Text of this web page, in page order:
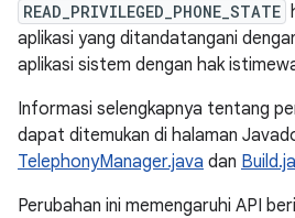
READ_PRIVILEGED_PHONE_STATE
aplikasi yang ditandatangani
aplikasi sistem dengan hak
Informasi selengkapnya tentang
dapat ditemukan di halaman
TelephonyManager.java dan
Perubahan ini memengaruhi API